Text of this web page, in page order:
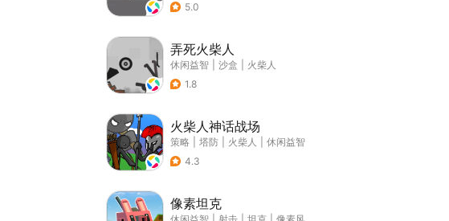
5.0
弄死火柴人
休闲益智 沙盒
火柴人
1.8
火柴人神话战场
策略 塔防 火柴人
休闲益智
4.3
像素坦克